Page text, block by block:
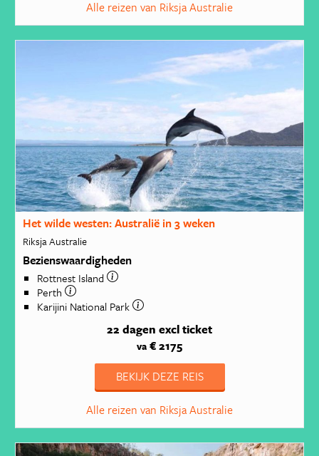
Alle reizen van Riksja Australie
Het wilde westen: Australië in 3 weken
Riksja Australie
Bezienswaardigheden
Rottnest Island
Perth
Karijini National Park
22 dagen excl ticket
va € 2175
BEKIJK DEZE REIS
Alle reizen van Riksja Australie